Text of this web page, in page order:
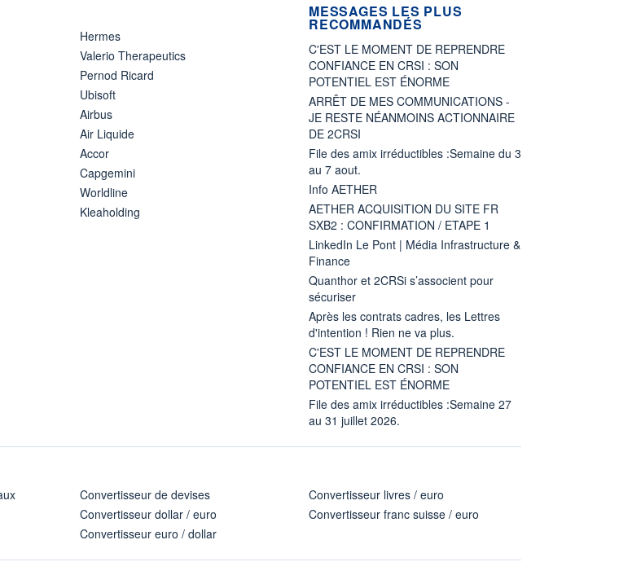
Hermes
Valerio Therapeutics
Pernod Ricard
Ubisoft
Airbus
Air Liquide
Accor
Capgemini
Worldline
Kleaholding
MESSAGES LES PLUS
RECOMMANDÉS
C'EST LE MOMENT DE REPRENDRE
CONFIANCE EN CRSI : SON
POTENTIEL EST ÉNORME
ARRÊT DE MES COMMUNICATIONS -
JE RESTE NÉANMOINS ACTIONNAIRE
DE 2CRSI
File des amix irréductibles :Semaine du 3
au 7 aout.
Info AETHER
AETHER ACQUISITION DU SITE FR
SXB2 : CONFIRMATION / ETAPE 1
LinkedIn Le Pont | Média Infrastructure &
Finance
Quanthor et 2CRSi s’associent pour
sécuriser
Après les contrats cadres, les Lettres
d'intention ! Rien ne va plus.
C'EST LE MOMENT DE REPRENDRE
CONFIANCE EN CRSI : SON
POTENTIEL EST ÉNORME
File des amix irréductibles :Semaine 27
au 31 juillet 2026.
Convertisseur de devises
Convertisseur dollar / euro
Convertisseur euro / dollar
Convertisseur livres / euro
Convertisseur franc suisse / euro